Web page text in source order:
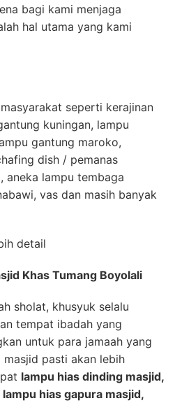
bagi kami menjaga
hal utama yang kami
seperti kerajinan
kuningan, lampu
gantung maroko,
dish / pemanas
aneka lampu tembaga
vas dan masih banyak
detail
Khas Tumang Boyolali
sholat, khusyuk selalu
tempat ibadah yang
untuk para jamaah yang
masjid pasti akan lebih
lampu hias dinding masjid,
hias gapura masjid,